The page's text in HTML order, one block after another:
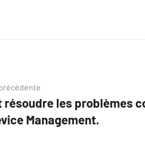
résoudre les problèmes
Management.